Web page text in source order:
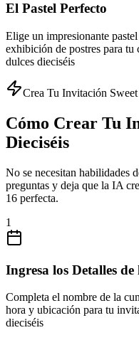
El Pastel Perfecto
Elige un impresionante
exhibición de postres para tu
dulces dieciséis
Crea Tu Invitación
Cómo Crear Tu
Dieciséis
No se necesitan habilidades
preguntas y deja que la IA
16 perfecta.
1
Ingresa los Detalles de
Completa el nombre de la
hora y ubicación para tu
dieciséis